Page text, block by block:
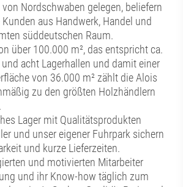
Nordschwaben gelegen, beliefern
aus Handwerk, Handel und
süddeutschen Raum.
über 100.000 m², das entspricht ca.
acht Lagerhallen und damit einer
von 36.000 m² zählt die Alois
zu den größten Holzhändlern
Lager mit Qualitätsprodukten
und unser eigener Fuhrpark sichern
und kurze Lieferzeiten.
und motivierten Mitarbeiter
und ihr Know-how täglich zum